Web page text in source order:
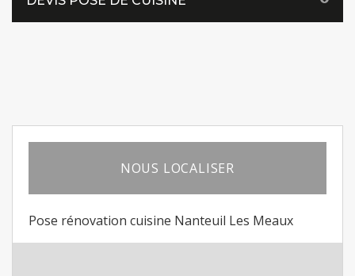
NOUS LOCALISER
Pose rénovation cuisine Nanteuil Les Meaux